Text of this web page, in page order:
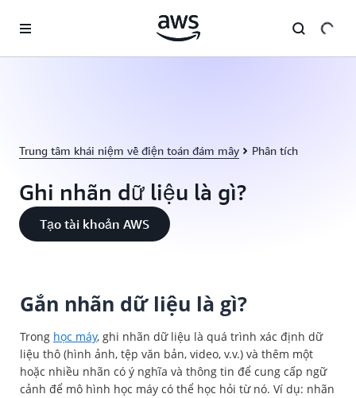
Trung tâm khái niệm về điện toán đám mây Phân tích
Ghi nhãn dữ liệu là gì?
Tạo tài khoản AWS
Gắn nhãn dữ liệu là gì?
Trong học máy, ghi nhãn dữ liệu là quá trình xác định dữ
liệu thô (hình ảnh, tệp văn bản, video, v.v.) và thêm một
hoặc nhiều nhãn có ý nghĩa và thông tin để cung cấp ngữ
cảnh để mô hình học máy có thể học hỏi từ nó. Ví dụ: nhãn